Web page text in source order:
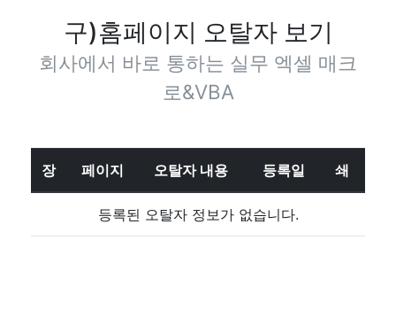
구)홈페이지 오탈자 보기
회사에서 바로 통하는 실무 엑셀 매크
로&VBA
장 페이지 오탈자 내용 등록일 쇄
등록된 오탈자 정보가 없습니다.